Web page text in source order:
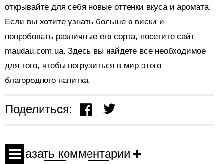
открывайте для себя новые оттенки вкуса и аромата.
Если вы хотите узнать больше о виски и
попробовать различные его сорта, посетите сайт
maudau.com.ua. Здесь вы найдете все необходимое
для того, чтобы погрузиться в мир этого
благородного напитка.
Поделиться:
Показать комментарии